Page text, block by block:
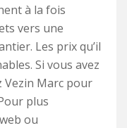
à la fois
vers une
Les prix qu’il
Si vous avez
Vezin Marc pour
plus
ou